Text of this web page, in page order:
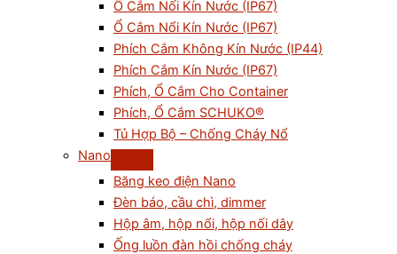
Ổ Cắm Nối Kín Nước (IP67)
Ổ Cắm Nổi Kín Nước (IP67)
Phích Cắm Không Kín Nước (IP44)
Phích Cắm Kín Nước (IP67)
Phích, Ổ Cắm Cho Container
Phích, Ổ Cắm SCHUKO®
Tủ Hợp Bộ – Chống Cháy Nổ
Nano
Băng keo điện Nano
Đèn báo, cầu chì, dimmer
Hộp âm, hộp nổi, hộp nối dây
Ống luồn đàn hồi chống cháy